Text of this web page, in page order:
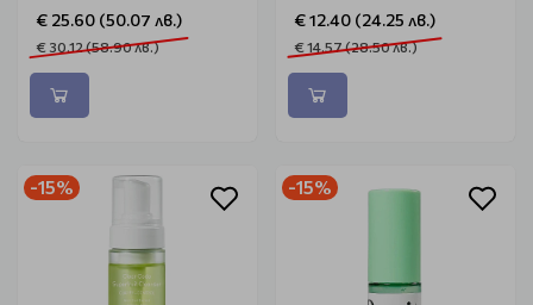
€ 25.60 (50.07 лв.)
€ 30.12 (58.90 лв.)
€ 12.40 (24.25 лв.)
€ 14.57 (28.50 лв.)
-15% -15%